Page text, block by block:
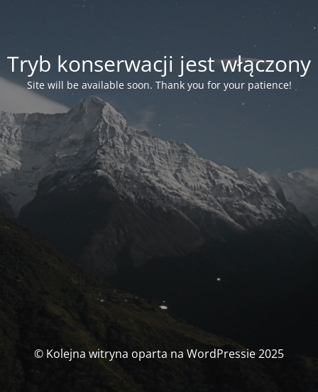
Tryb konserwacji jest włączony
Site will be available soon. Thank you for your patience!
© Kolejna witryna oparta na WordPressie 2025